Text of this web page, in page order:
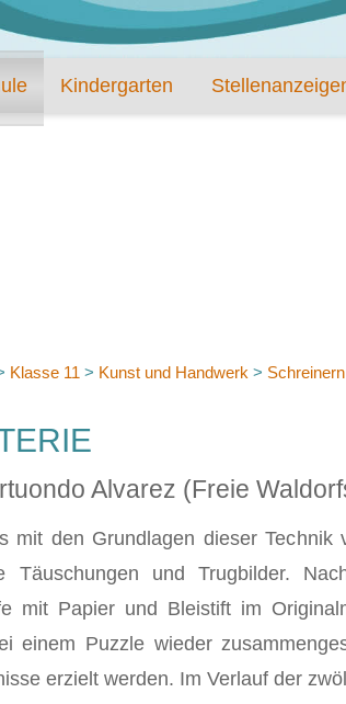
Kindergarten
Klasse 11 > Kunst und Handwerk > Schreinern
Alvarez (Freie
mit den Grundlagen dieser
Täuschungen und Trugbilder.
mit Papier und Bleistift im
einem Puzzle wieder
erzielt werden. Im Verlauf der